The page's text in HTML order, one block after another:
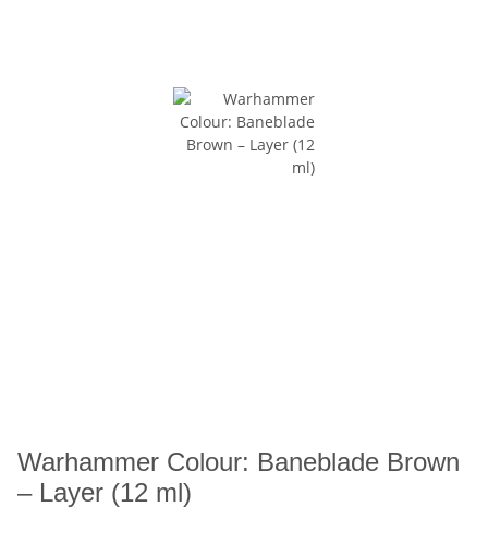
Warhammer Colour: Baneblade Brown
– Layer (12 ml)